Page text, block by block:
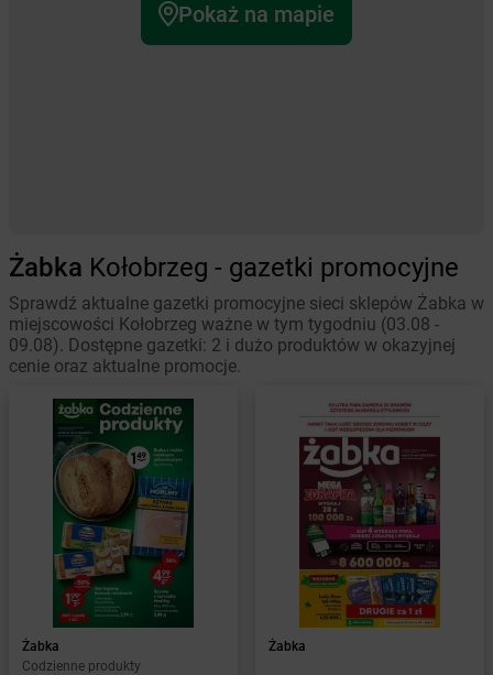
Pokaż na mapie
Żabka Kołobrzeg - gazetki promocyjne
Sprawdź aktualne gazetki promocyjne sieci sklepów Żabka w
miejscowości Kołobrzeg ważne w tym tygodniu (03.08 -
09.08). Dostępne gazetki: 2 i dużo produktów w okazyjnej
cenie oraz aktualne promocje.
Żabka
Codzienne produkty
Żabka